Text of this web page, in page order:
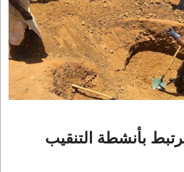
بأنشطة التنقيب